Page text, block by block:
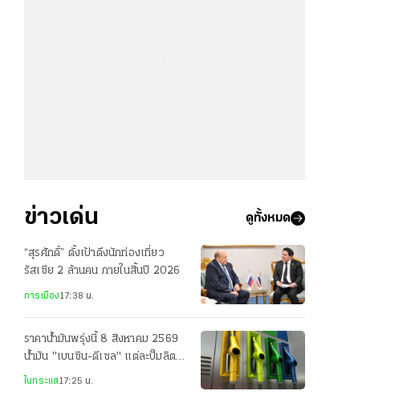
ข่าวเด่น ดูทั้งหมด
“สุรศักดิ์” ตั้งเป้าดึงนักท่องเที่ยว
รัสเซีย 2 ล้านคน ภายในสิ้นปี 2026
การเมือง17:38 น.
ราคาน้ำมันพรุ่งนี้ 8 สิงหาคม 2569
น้ำมัน "เบนซิน-ดีเซล" แต่ละปั๊มลิตร
ละเท่าไร
ในกระแส17:25 น.